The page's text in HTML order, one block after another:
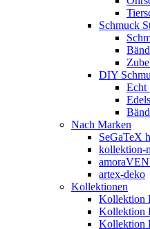
Schmuck
DIY
Echt
Nach Marken
SeGaTeX
kollektion-
artex-deko
Kollektionen
Kollektion
Kollektion
Kollektion